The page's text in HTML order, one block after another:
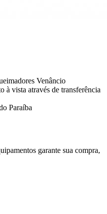
Venâncio
à vista através de transferência
Paraíba
garante sua compra,